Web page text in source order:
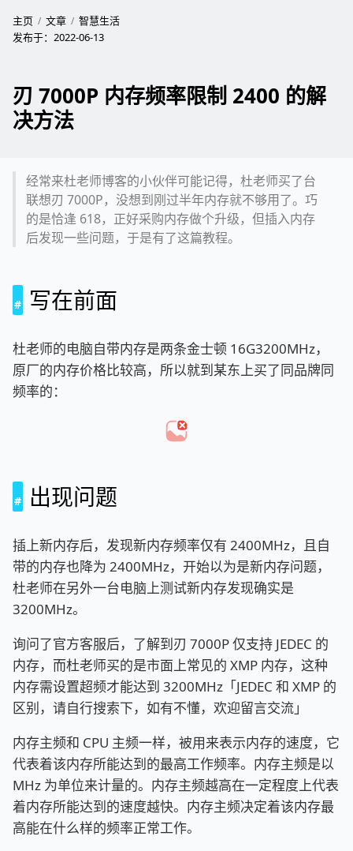
主页 文章
智慧生活
发布于： 2022-06-13
刃 7000P 内存频率限制 2400 的解
决方法
经常来杜老师博客的小伙伴可能记得，杜老师买了台
联想刃 7000P，没想到刚过半年内存就不够用了。巧
的是恰逢 618，正好采购内存做个升级，但插入内存
后发现一些问题，于是有了这篇教程。
写在前面
杜老师的电脑自带内存是两条金士顿 16G3200MHz，
原厂的内存价格比较高，所以就到某东上买了同品牌同
频率的：
出现问题
插上新内存后，发现新内存频率仅有 2400MHz，且自
带的内存也降为 2400MHz，开始以为是新内存问题，
杜老师在另外一台电脑上测试新内存发现确实是
3200MHz。
询问了官方客服后，了解到刃 7000P 仅支持 JEDEC 的
内存，而杜老师买的是市面上常见的 XMP 内存，这种
内存需设置超频才能达到 3200MHz「JEDEC 和 XMP 的
区别，请自行搜索下，如有不懂，欢迎留言交流」
内存主频和 CPU 主频一样，被用来表示内存的速度，它
代表着该内存所能达到的最高工作频率。内存主频是以
MHz 为单位来计量的。内存主频越高在一定程度上代表
着内存所能达到的速度越快。内存主频决定着该内存最
高能在什么样的频率正常工作。